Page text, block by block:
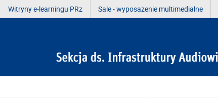
Witryny e-learningu PRz Sale - wyposażenie multimedialne